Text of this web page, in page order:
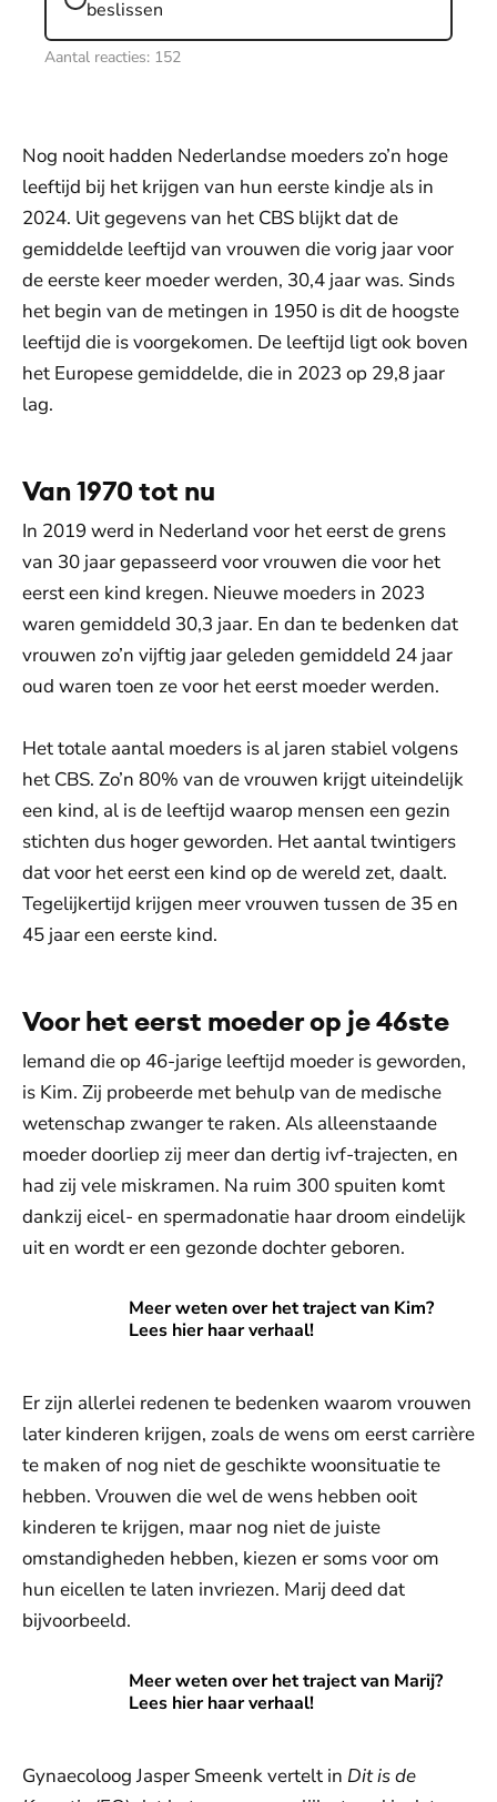
beslissen
Aantal reacties: 152
Nog nooit hadden Nederlandse moeders zo’n hoge
leeftijd bij het krijgen van hun eerste kindje als in
2024. Uit gegevens van het CBS blijkt dat de
gemiddelde leeftijd van vrouwen die vorig jaar voor
de eerste keer moeder werden, 30,4 jaar was. Sinds
het begin van de metingen in 1950 is dit de hoogste
leeftijd die is voorgekomen. De leeftijd ligt ook boven
het Europese gemiddelde, die in 2023 op 29,8 jaar
lag.
Van 1970 tot nu
In 2019 werd in Nederland voor het eerst de grens
van 30 jaar gepasseerd voor vrouwen die voor het
eerst een kind kregen. Nieuwe moeders in 2023
waren gemiddeld 30,3 jaar. En dan te bedenken dat
vrouwen zo’n vijftig jaar geleden gemiddeld 24 jaar
oud waren toen ze voor het eerst moeder werden.
Het totale aantal moeders is al jaren stabiel volgens
het CBS. Zo’n 80% van de vrouwen krijgt uiteindelijk
een kind, al is de leeftijd waarop mensen een gezin
stichten dus hoger geworden. Het aantal twintigers
dat voor het eerst een kind op de wereld zet, daalt.
Tegelijkertijd krijgen meer vrouwen tussen de 35 en
45 jaar een eerste kind.
Voor het eerst moeder op je 46ste
Iemand die op 46-jarige leeftijd moeder is geworden,
is Kim. Zij probeerde met behulp van de medische
wetenschap zwanger te raken. Als alleenstaande
moeder doorliep zij meer dan dertig ivf-trajecten, en
had zij vele miskramen. Na ruim 300 spuiten komt
dankzij eicel- en spermadonatie haar droom eindelijk
uit en wordt er een gezonde dochter geboren.
Meer weten over het traject van Kim?
Lees hier haar verhaal!
Meer weten over het traject van Kim? Lees hier haar
Er zijn allerlei redenen te bedenken waarom vrouwen
later kinderen krijgen, zoals de wens om eerst carrière
te maken of nog niet de geschikte woonsituatie te
hebben. Vrouwen die wel de wens hebben ooit
kinderen te krijgen, maar nog niet de juiste
omstandigheden hebben, kiezen er soms voor om
hun eicellen te laten invriezen. Marij deed dat
bijvoorbeeld.
Meer weten over het traject van Marij?
Lees hier haar verhaal!
Meer weten over het traject van Marij? Lees hier haar
Gynaecoloog Jasper Smeenk vertelt in Dit is de